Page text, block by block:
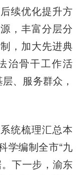
续优化提升方
，丰富分层分
，加大先进典
治骨干工作活
、服务群众，
统梳理汇总本
学编制全市“九
下一步，渝东